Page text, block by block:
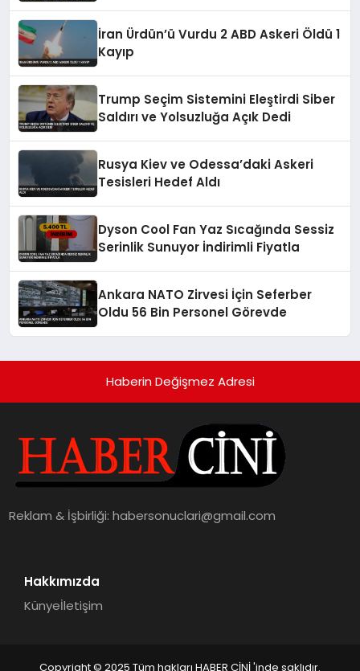
İran Ürdün’ü Vurdu 2 ABD Askeri Öldü 1
Kayıp
Trump Seçim Sistemini Eleştirdi Siber
Saldırı ve Yolsuzluğa Açık Dedi
Rusya Kiev ve Odessa’daki Askeri
Tesisleri Hedef Aldı
Dyson Cool Fan Yaz Sıcağında Sessiz
Serinlik Sunuyor İndirimli Fiyatla
Ankara NATO Zirvesi İçin Seferber
Oldu 56 Bin Personel Görevde
Haberin Değişmez Adresi
Reklam & İşbirliği:habersonuclari@gmail.com
Hakkımızda
Künyeİletişim
Copyright © 2025 Tüm hakları HABER CİNİ 'inde saklıdır.